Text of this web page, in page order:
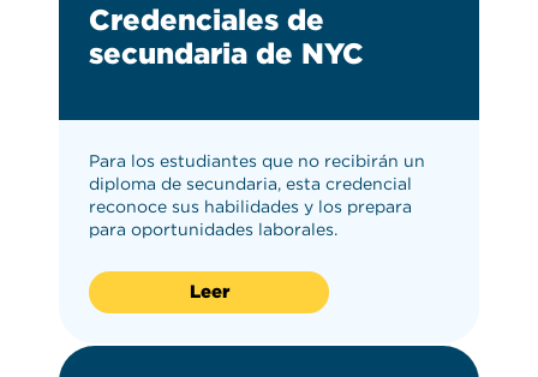
Credenciales de
secundaria de NYC
Para los estudiantes que no recibirán un
diploma de secundaria, esta credencial
reconoce sus habilidades y los prepara
para oportunidades laborales.
Leer